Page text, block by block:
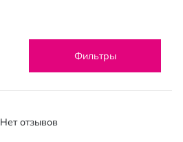
Фильтры
Нет отзывов